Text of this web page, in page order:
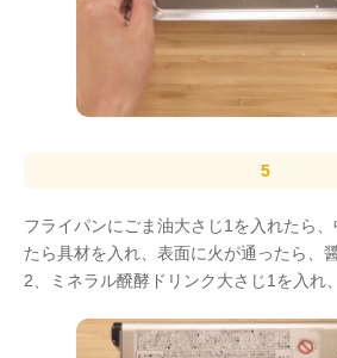
フライパンにごま油大さじ1を入れたら
たら具材を入れ、表面に火が通ったら、
2、ミネラル醗酵ドリンク大さじ1を入れ